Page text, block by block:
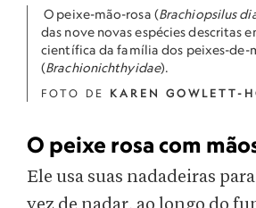
O peixe-mão-rosa (Brachiopsilus
das nove novas espécies descritas
científica da família dos peixes-de-
(Brachionichthyidae).
FOTO DE KAREN GOWLETT-
O peixe rosa com
Ele usa suas nadadeiras